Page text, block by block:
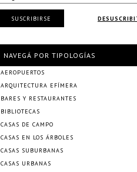
SUSCRIBIRSE
NAVEGÁ POR TIPOLOGÍAS
AEROPUERTOS
ARQUITECTURA EFÍMERA
BARES Y RESTAURANTES
BIBLIOTECAS
CASAS DE CAMPO
CASAS EN LOS ÁRBOLES
CASAS SUBURBANAS
CASAS URBANAS